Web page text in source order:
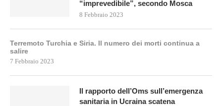
“imprevedibile”, secondo Mosca
8 Febbraio 2023
Terremoto Turchia e Siria. Il numero dei morti continua a
salire
7 Febbraio 2023
Il rapporto dell’Oms sull’emergenza
sanitaria in Ucraina scatena